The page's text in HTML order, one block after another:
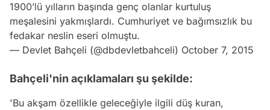
1900’lü yılların başında genç olanlar kurtuluş
meşalesini yakmışlardı. Cumhuriyet ve bağımsızlık bu
fedakar neslin eseri olmuştu.
— Devlet Bahçeli (@dbdevletbahceli) October 7, 2015
Bahçeli'nin açıklamaları şu şekilde:
'Bu akşam özellikle geleceğiyle ilgili düş kuran,